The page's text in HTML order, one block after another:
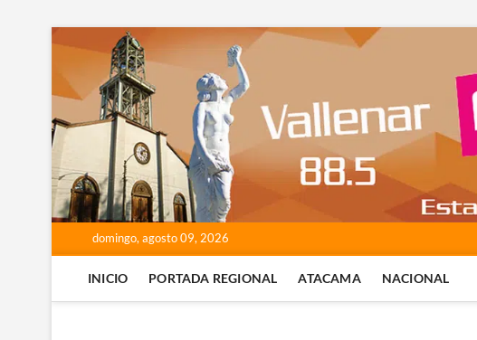
contenido
domingo, agosto 09, 2026
INICIO PORTADA REGIONAL ATACAMA NACIONAL